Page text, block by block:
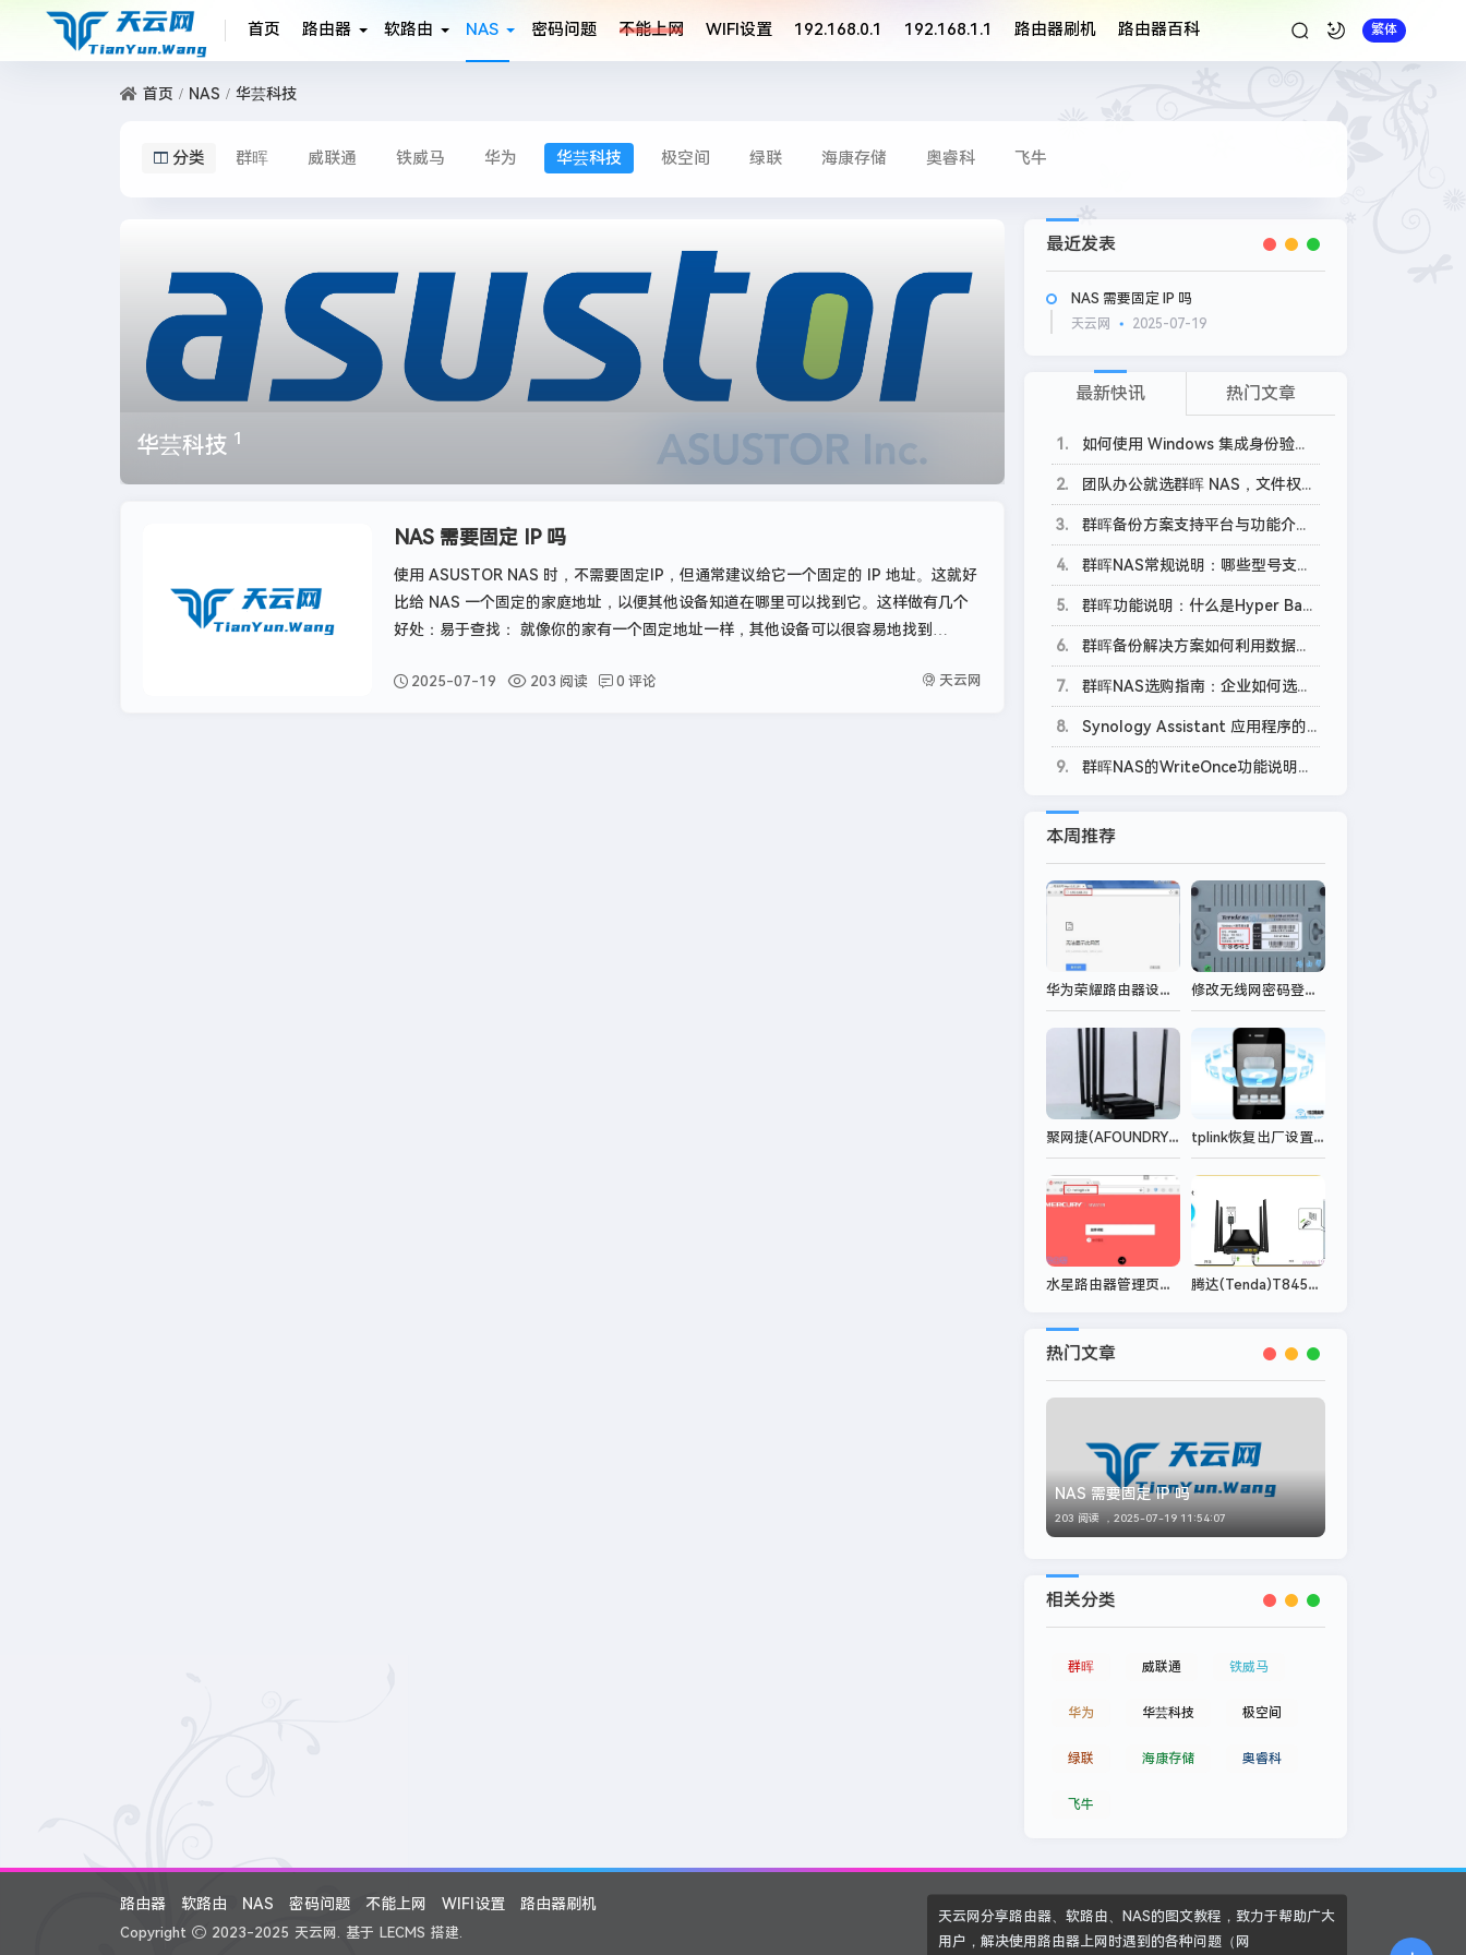
首页 路由器 软路由 NAS 密码问题 不能上网 WIFI设置 192.168.0.1 192.168.1.1 路由器刷机 路由器百科 繁体
首页 NAS 华芸科技
分类 群晖 威联通 铁威马 华为 华芸科技 极空间 绿联 海康存储 奥睿科 飞牛
华芸科技 1
华芸科技
NAS 需要固定 IP 吗
使用 ASUSTOR NAS 时，不需要固定IP，但通常建议给它一个固定的 IP 地址。这就好
比给 NAS 一个固定的家庭地址，以便其他设备知道在哪里可以找到它。这样做有几个
好处：易于查找： 就像你的家有一个固定地址一样，其他设备可以很容易地找到
2025-07-19 203 阅读 0 评论 天云网
最近发表
NAS 需要固定 IP 吗
天云网 2025-07-19
最新快讯 热门文章
1 如何使用 Windows 集成身份验证 (IWA) 自动登录APM？
2 团队办公就选群晖 NAS，文件权限、电脑备份轻松设置
3 群晖备份方案支持平台与功能介绍：备份 SaaS 平台篇
4 群晖NAS常规说明：哪些型号支持存储空间加密？
5 群晖功能说明：什么是Hyper Backup 任务的备份完整性检查？
6 群晖备份解决方案如何利用数据重删技术增加优势？
7 群晖NAS选购指南：企业如何选择满足权限分配要求的NAS？
8 Synology Assistant 应用程序的基础知识及其使用方法
9 群晖NAS的WriteOnce功能说明：一次写入，长久存储
本周推荐
华为荣耀路由器设置网址打不开怎么办？ 修改无线网密码登录密码是什么？
聚网捷(AFOUNDRY)EW1200路由器怎么设置 tplink恢复出厂设置后可以用手机设置吗？
水星路由器管理页面怎么进？ 腾达(Tenda)T845路由器自动获取(DPCH)IP上网设置
热门文章
NAS 需要固定 IP 吗
203 阅读 ， 2025-07-19 11:54:07
相关分类
群晖 威联通 铁威马
华为 华芸科技 极空间
绿联 海康存储 奥睿科
飞牛
路由器 软路由 NAS 密码问题 不能上网 WIFI设置 路由器刷机
Copyright 2023-2025 天云网. 基于 LECMS 搭建.
天云网分享路由器、软路由、NAS的图文教程，致力于帮助广大
用户，解决使用路由器上网时遇到的各种问题（网